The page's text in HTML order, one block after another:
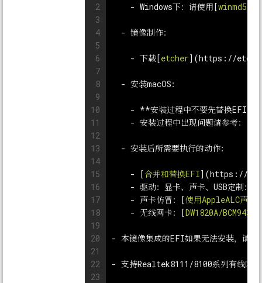
2
3
4
5
6
7
8
9
10
11
12
13
14
15
16
17
18
19
20
21
22
23
    -
Windows下：请使用[winmd5
  -
镜像制作：
    -
下载[etcher](https://
  -
安装macOS：
    -
**安装过程中不要先替换EFI，
    -
安装过程中出现问题请参考：[
  -
安装后所需要执行的动作：
    -
[合并和替换EFI](https://
    -
驱动：显卡、声卡、USB定制：[
    -
声卡仿冒：[使用AppleALC声卡
    -
无线网卡：[DW1820A/
- 本镜像集成的EFI如果无法安装，请
- 支持Realtek8111/8100系列有线网